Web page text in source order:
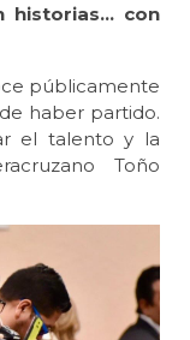
historias… con
públicamente
haber partido.
el talento y la
Toño